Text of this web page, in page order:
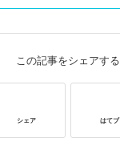
この記事をシェアする
シェア はてブ